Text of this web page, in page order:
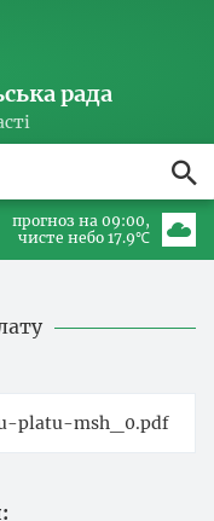
рада
прогноз на 09:00
чисте небо 17.9℃
platu-msh_0.pdf